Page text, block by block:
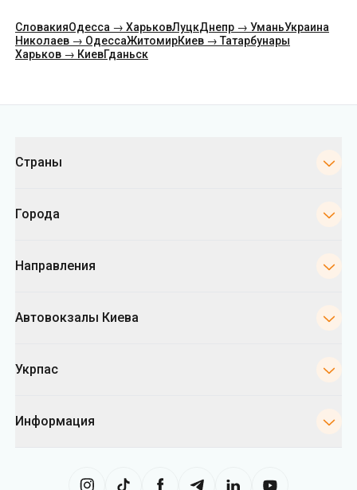
СловакияОдесса → ХарьковЛуцкДнепр → УманьУкраина
Николаев → ОдессаЖитомирКиев → Татарбунары
Харьков → КиевГданьск
Страны
Города
Направления
Автовокзалы Киева
Укрпас
Информация